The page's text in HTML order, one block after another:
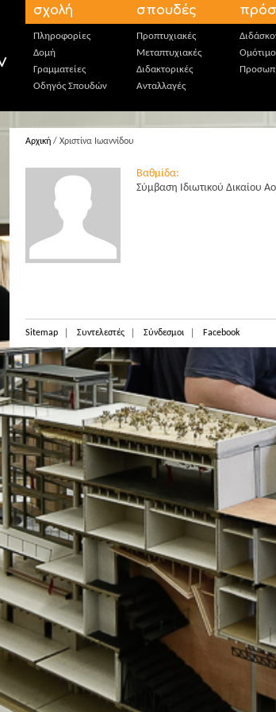
σχολή
Πληροφορίες
Δομή
Γραμματείες
Οδηγός Σπουδών
σπουδές
Προπτυχιακές
Μεταπτυχιακές
Διδακτορικές
Ανταλλαγές
Αρχική / Χριστίνα Ιωαννίδου
Βαθμίδα:
Σύμβαση Ιδιωτικού Δικαίου
Sitemap Συντελεστές Σύνδεσμοι Facebook